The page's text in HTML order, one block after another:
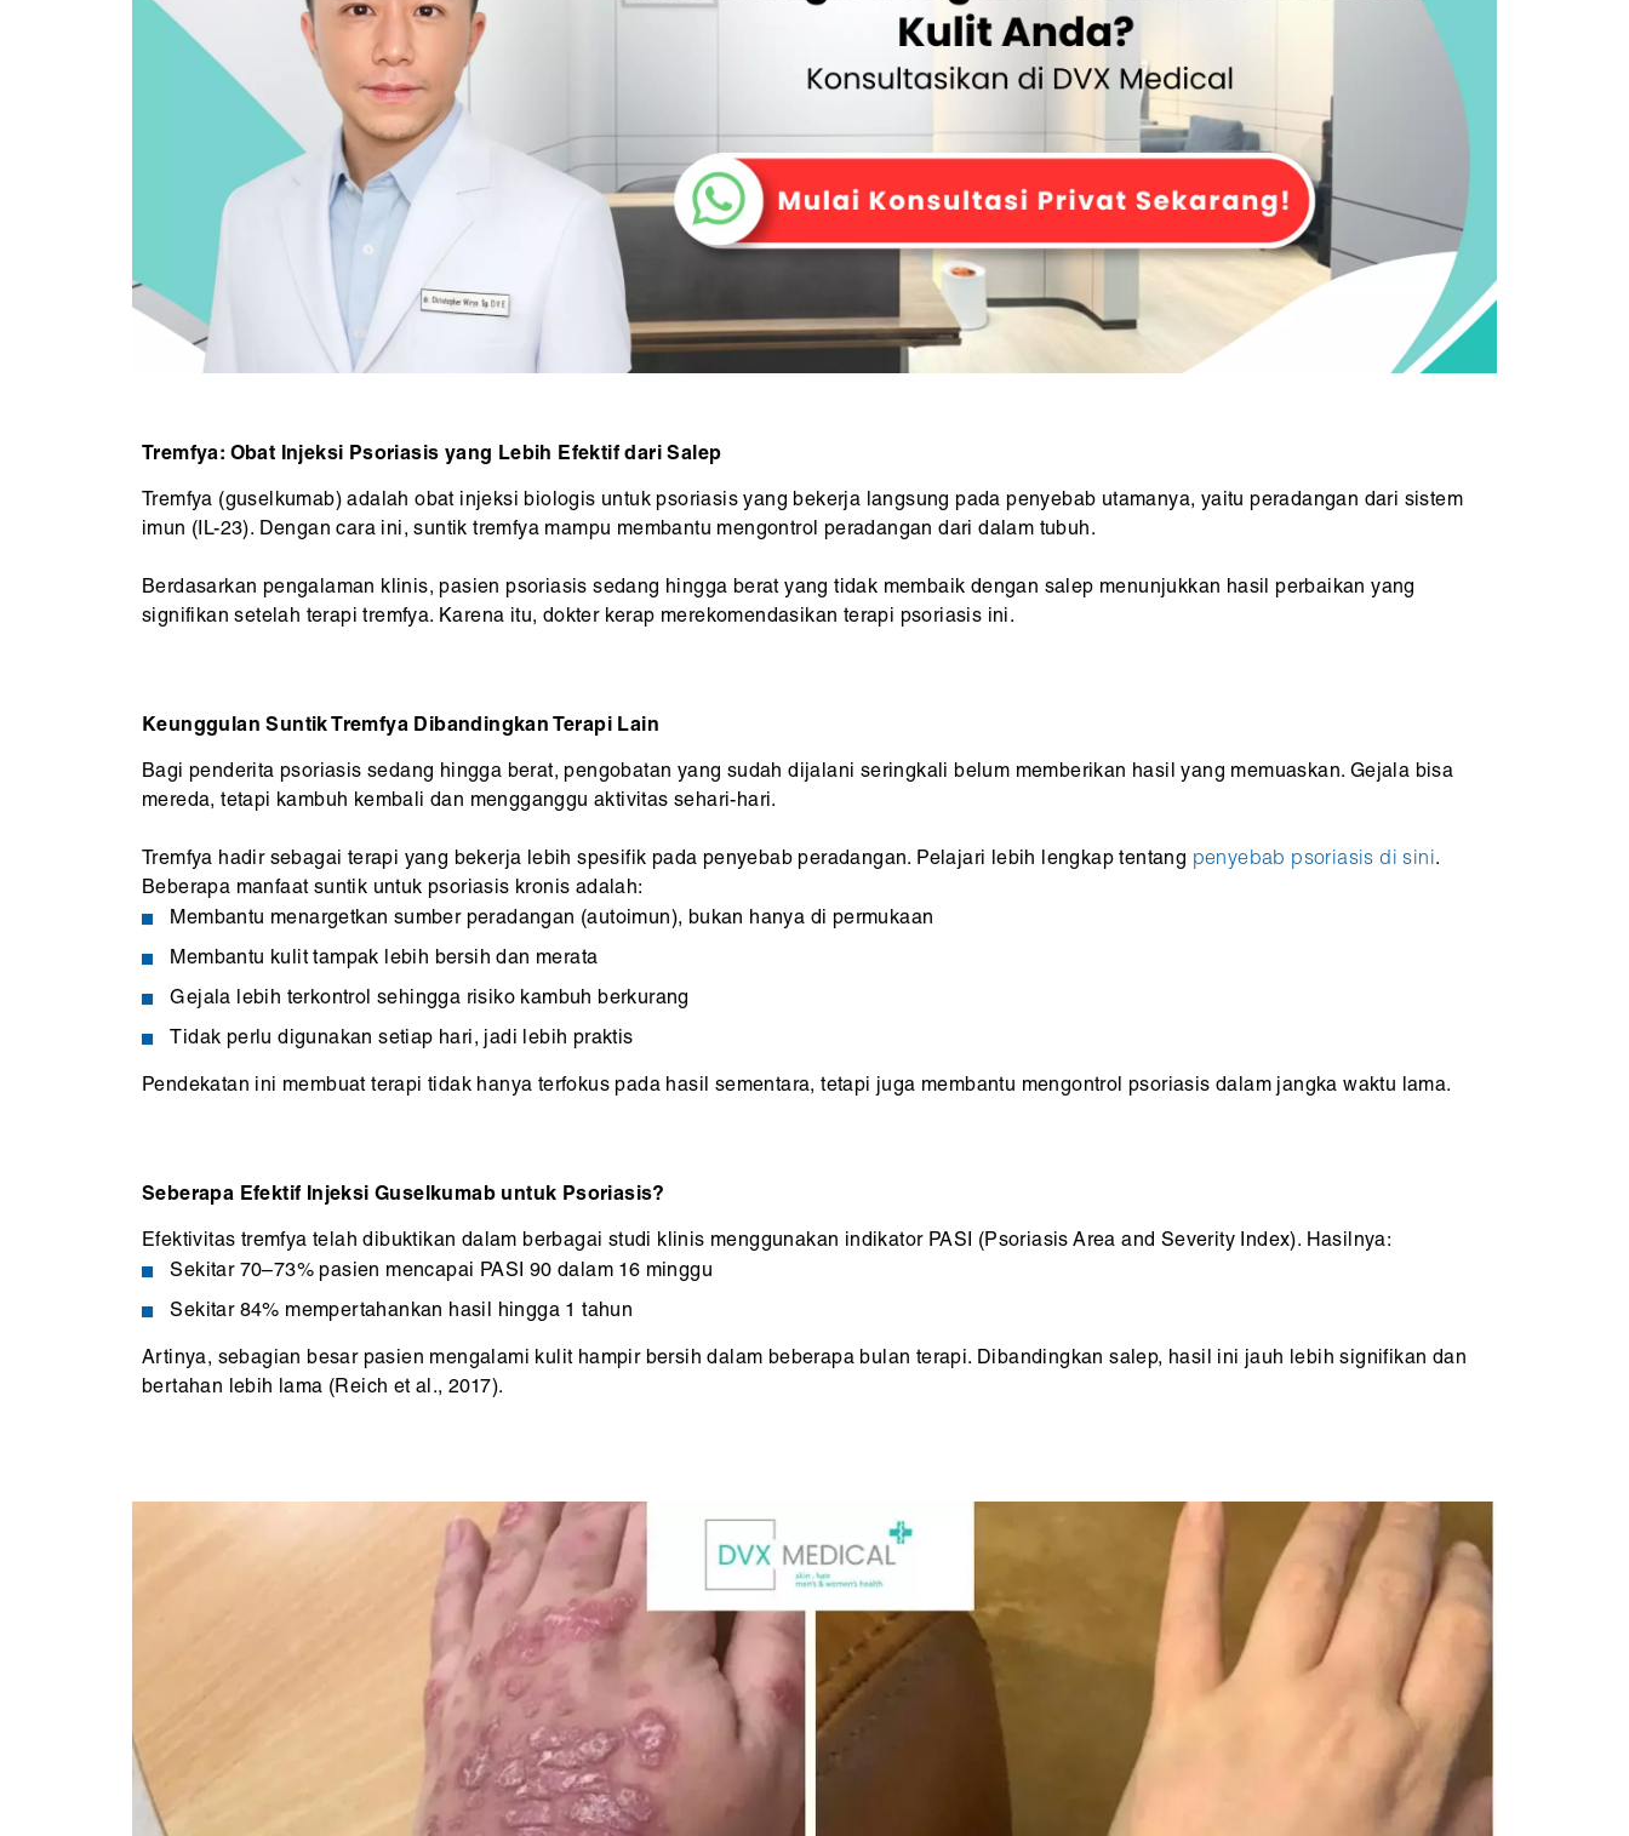
Tremfya: Obat Injeksi Psoriasis yang Lebih Efektif dari Salep
Tremfya (guselkumab) adalah obat injeksi biologis untuk psoriasis yang bekerja langsung pada penyebab utamanya, yaitu peradangan dari sistem
imun (IL-23). Dengan cara ini, suntik tremfya mampu membantu mengontrol peradangan dari dalam tubuh.
Berdasarkan pengalaman klinis, pasien psoriasis sedang hingga berat yang tidak membaik dengan salep menunjukkan hasil perbaikan yang
signifikan setelah terapi tremfya. Karena itu, dokter kerap merekomendasikan terapi psoriasis ini.
Keunggulan Suntik Tremfya Dibandingkan Terapi Lain
Bagi penderita psoriasis sedang hingga berat, pengobatan yang sudah dijalani seringkali belum memberikan hasil yang memuaskan. Gejala bisa
mereda, tetapi kambuh kembali dan mengganggu aktivitas sehari-hari.
Tremfya hadir sebagai terapi yang bekerja lebih spesifik pada penyebab peradangan. Pelajari lebih lengkap tentang penyebab psoriasis di sini.
Beberapa manfaat suntik untuk psoriasis kronis adalah:
Membantu menargetkan sumber peradangan (autoimun), bukan hanya di permukaan
Membantu kulit tampak lebih bersih dan merata
Gejala lebih terkontrol sehingga risiko kambuh berkurang
Tidak perlu digunakan setiap hari, jadi lebih praktis
Pendekatan ini membuat terapi tidak hanya terfokus pada hasil sementara, tetapi juga membantu mengontrol psoriasis dalam jangka waktu lama.
Seberapa Efektif Injeksi Guselkumab untuk Psoriasis?
Efektivitas tremfya telah dibuktikan dalam berbagai studi klinis menggunakan indikator PASI (Psoriasis Area and Severity Index). Hasilnya:
Sekitar 70–73% pasien mencapai PASI 90 dalam 16 minggu
Sekitar 84% mempertahankan hasil hingga 1 tahun
Artinya, sebagian besar pasien mengalami kulit hampir bersih dalam beberapa bulan terapi. Dibandingkan salep, hasil ini jauh lebih signifikan dan
bertahan lebih lama (Reich et al., 2017).